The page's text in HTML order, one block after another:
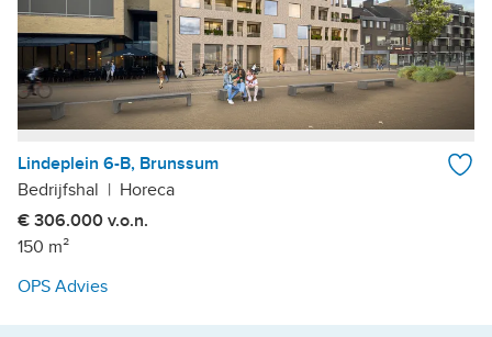
Lindeplein 6-B, Brunssum
Bedrijfshal | Horeca
€ 306.000 v.o.n.
150 m²
OPS Advies